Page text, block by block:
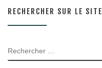
RECHERCHER SUR LE SITE
RECHERCHER